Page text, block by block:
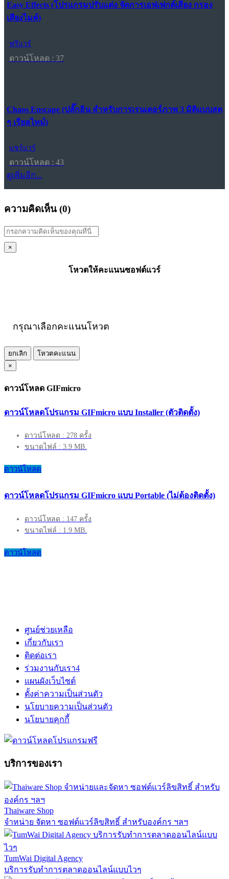
Easy Effects (โปรแกรมปรับแต่ง จัดการเอฟเฟกต์เสียง กรอง
เสียงไมค์)
ฟรีแวร์
ดาวน์โหลด : 37
Chaos Enscape (ปลั๊กอิน สำหรับการเรนเดอร์ภาพ 3 มิติแบบสด
ๆ เรียลไทม์)
แชร์แวร์
ดาวน์โหลด : 43
ดูเพิ่มอีก...
ความคิดเห็น (0)
×
โหวตให้คะแนนซอฟต์แวร์
กรุณาเลือกคะแนนโหวต
ยกเลิก
โหวตคะแนน
×
ดาวน์โหลด GIFmicro
ดาวน์โหลดโปรแกรม GIFmicro แบบ Installer (ตัวติดตั้ง)
ดาวน์โหลด : 278 ครั้ง
ขนาดไฟล์ : 3.9 MB.
ดาวน์โหลด
ดาวน์โหลดโปรแกรม GIFmicro แบบ Portable (ไม่ต้องติดตั้ง)
ดาวน์โหลด : 147 ครั้ง
ขนาดไฟล์ : 1.9 MB.
ดาวน์โหลด
ศูนย์ช่วยเหลือ
เกี่ยวกับเรา
ติดต่อเรา
ร่วมงานกับเรา4
แผนผังเว็บไซต์
ตั้งค่าความเป็นส่วนตัว
นโยบายความเป็นส่วนตัว
นโยบายคุกกี้
บริการของเรา
Thaiware Shop
จำหน่าย จัดหา ซอฟต์แวร์ลิขสิทธิ์ สำหรับองค์กร ฯลฯ
TumWai Digital Agency
บริการรับทำการตลาดออนไลน์แบบไวๆ